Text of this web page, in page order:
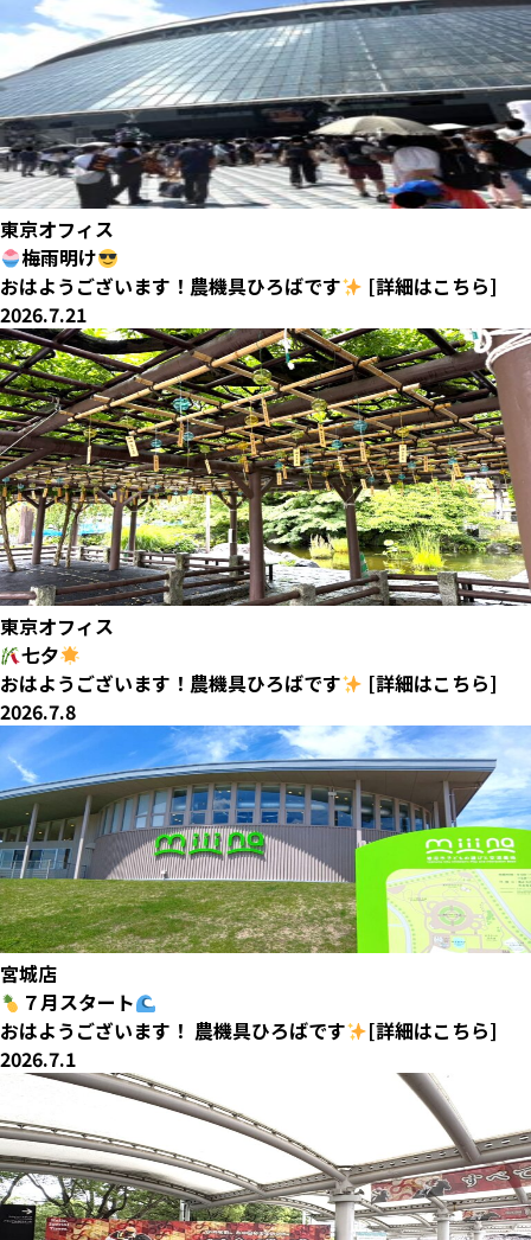
東京オフィス
梅雨明け
おはようございます！農機具ひろばです
[詳細はこちら]
2026.7.21
東京オフィス
七夕
おはようございます！農機具ひろばです
[詳細はこちら]
2026.7.8
宮城店
７月スタート
おはようございます！ 農機具ひろばです
[詳細はこちら]
2026.7.1